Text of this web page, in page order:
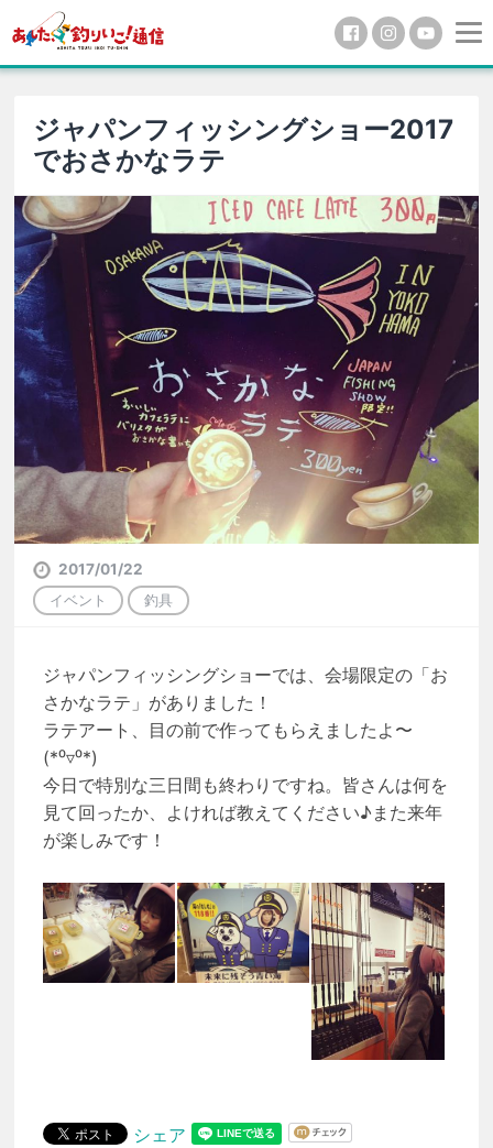
ジャパンフィッシングショー2017
でおさかなラテ
2017/01/22
イベント
釣具
ジャパンフィッシングショーでは、会場限定の「お
さかなラテ」がありました！
ラテアート、目の前で作ってもらえましたよ〜
(*⁰▿⁰*)
今日で特別な三日間も終わりですね。皆さんは何を
見て回ったか、よければ教えてください♪また来年
が楽しみです！
シェア